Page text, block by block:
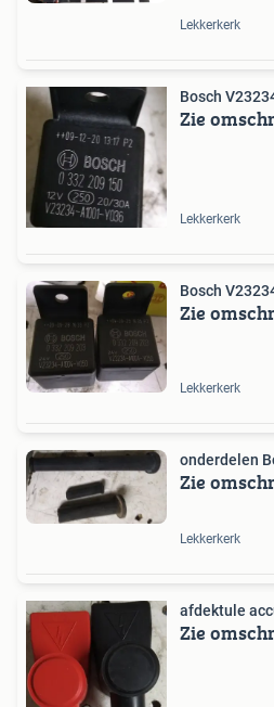
Lekkerkerk
Bosch
Zie
Lekkerkerk
Bosch
Zie
Lekkerkerk
onderdelen
Zie
Lekkerkerk
afdektule
Zie